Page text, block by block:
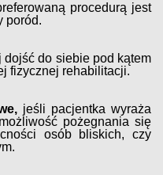
procedurą jest
poród.
do siebie pod kątem
fizycznej rehabilitacji.
jeśli pacjentka wyraża
pożegnania się
osób bliskich, czy